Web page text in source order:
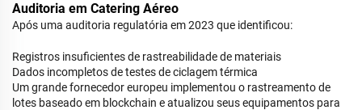
Auditoria em Catering Aéreo
Após uma auditoria regulatória em 2023 que identificou:
Registros insuficientes de rastreabilidade de materiais
Dados incompletos de testes de ciclagem térmica
Um grande fornecedor europeu implementou o rastreamento de
lotes baseado em blockchain e atualizou seus equipamentos para